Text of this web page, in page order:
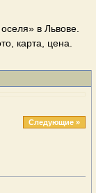
в Львове.
карта, цена.
Следующие »